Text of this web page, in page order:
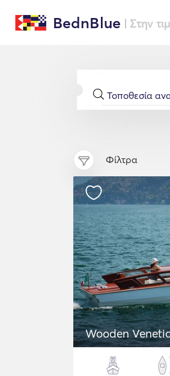
BednBlue | Στην
Φίλτρα
Wooden